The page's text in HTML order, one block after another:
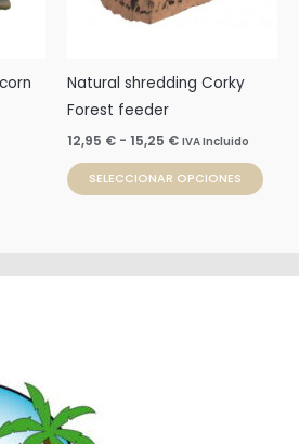
Natural shredding Corky
Forest feeder
12,95 € - 15,25 € IVA Incluido
SELECCIONAR OPCIONES